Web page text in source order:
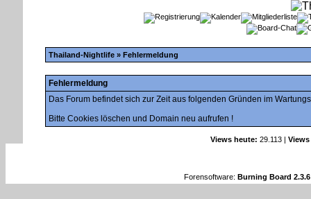
Thailand-Nightlife » Fehlermeldung
Fehlermeldung
Das Forum befindet sich zur Zeit aus folgenden Gründen im
Bitte Cookies löschen und Domain neu aufrufen !
Views heute: 29.113 |
Forensoftware: Burning Board 2.3.6